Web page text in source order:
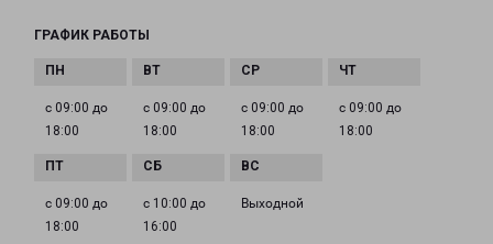
ГРАФИК РАБОТЫ
с 09:00 до
18:00
с 09:00 до
18:00
с 09:00 до
18:00
с 09:00 до
18:00
с 09:00 до
18:00
с 10:00 до
16:00
Выходной